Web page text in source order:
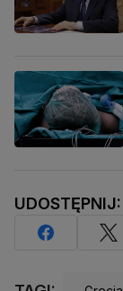
UDOSTĘPNIJ: